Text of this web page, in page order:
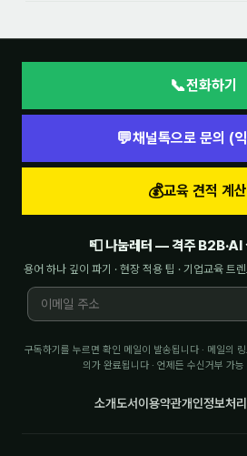
📞전화하기
💬채널톡으로 문의 (
💰교육 견적 계산
📮 나눔레터 — 격주 B2B·AI
용어 하나 깊이 파기 · 현장 적용 팁 · 기업교육 트
구독하기를 누르면 확인 메일이 발송됩니다 · 메일의
의가 완료됩니다 · 언제든 수신거부 가능
소개도서이용약관개인정보처